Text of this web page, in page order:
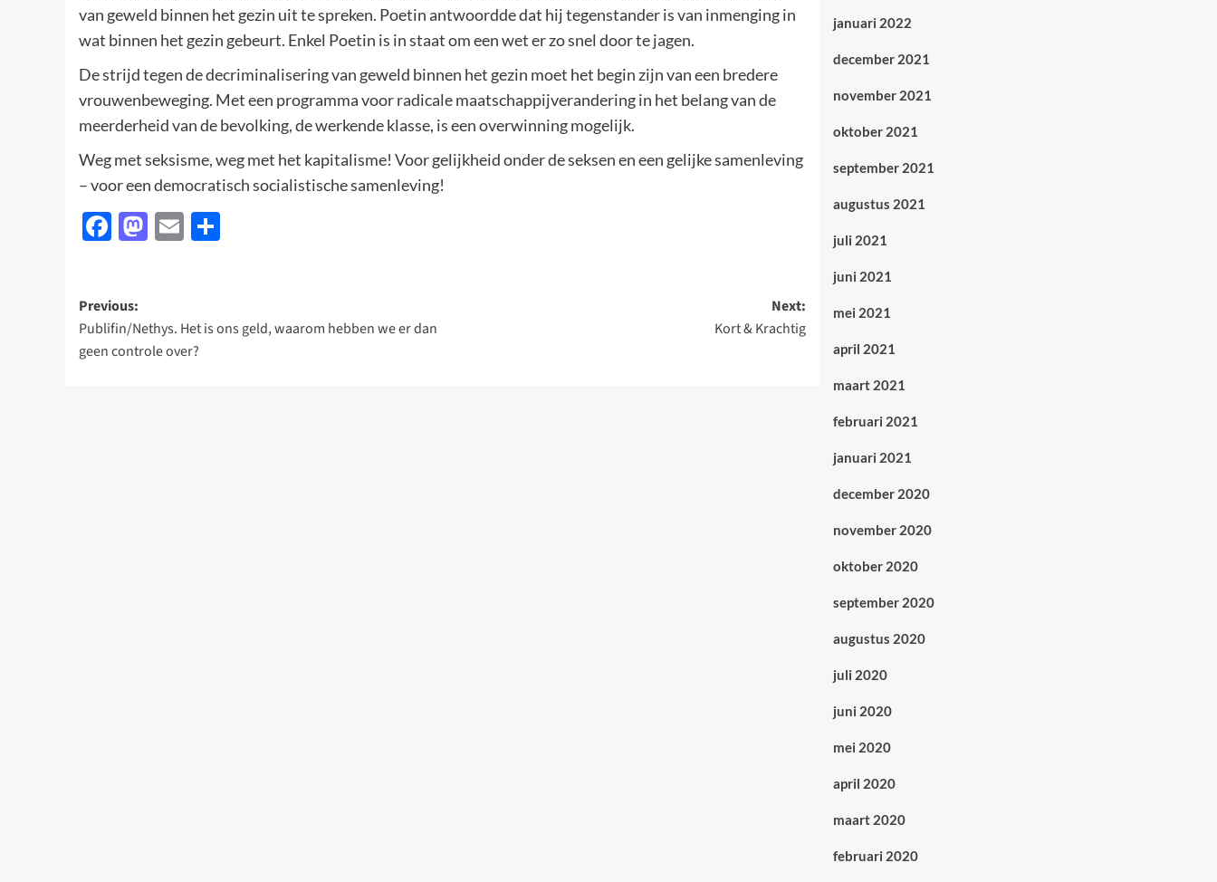
van geweld binnen het gezin uit te spreken. Poetin antwoordde dat hij tegenstander is van inmenging in
wat binnen het gezin gebeurt. Enkel Poetin is in staat om een wet er zo snel door te jagen.
De strijd tegen de decriminalisering van geweld binnen het gezin moet het begin zijn van een bredere
vrouwenbeweging. Met een programma voor radicale maatschappijverandering in het belang van de
meerderheid van de bevolking, de werkende klasse, is een overwinning mogelijk.
Weg met seksisme, weg met het kapitalisme! Voor gelijkheid onder de seksen en een gelijke samenleving
– voor een democratisch socialistische samenleving!
Facebook
Mastodon
Email
Post
navigation
Previous:
Publifin/Nethys. Het is ons geld, waarom hebben we er dan
geen controle over?
Next:
Kort & Krachtig
januari 2022
december 2021
november 2021
oktober 2021
september 2021
augustus 2021
juli 2021
juni 2021
mei 2021
april 2021
maart 2021
februari 2021
januari 2021
december 2020
november 2020
oktober 2020
september 2020
augustus 2020
juli 2020
juni 2020
mei 2020
april 2020
maart 2020
februari 2020